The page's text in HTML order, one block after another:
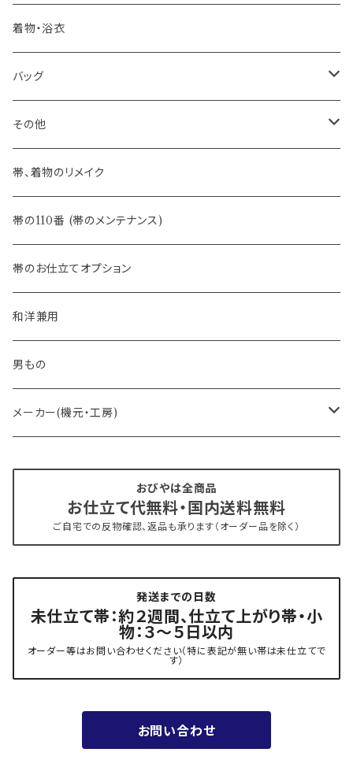
河合美術織物 訪問着に合わせる袋帯
訪問着に合わせるフォーマル帯
３万円台♪高見え袋帯・名古屋帯
- 袋帯・洒落袋帯
- 名古屋帯
八寸名古屋帯 (松葉仕立て)
- オールシーズン帯
- 夏帯
- 半幅帯
- 大人兵児帯
- おびやオリジナル・別注
- オーダー帯
- 京袋帯・開き仕立て
- 新古帯、中古・リサイクル帯 (メンテナンス済み)
夏用
- 振袖の帯・ママ振り・振袖用袋帯
-おびやオリジナル
着物・浴衣
バッグ
-おびやオリジナル
その他
-おびやオリジナル
-フィカレ
帯、着物のリメイク
帯の110番 (帯のメンテナンス)
帯のお仕立てオプション
和洋兼用
男もの
メーカー(機元・工房)
博多織 西村織物
『marumasa.fab』丸正織物
おびやは全商品
お仕立て代無料・国内送料無料
ご自宅での反物確認、返品も承ります（オーダー品を除く）
発送までの日数
未仕立て帯：約２週間、仕立て上がり帯・小
物：３～５日以内
オーダー等はお問い合わせください（特に表記が無い帯は未仕立てで
す）
お問い合わせ